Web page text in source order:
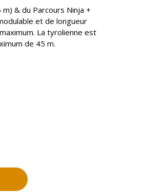
& du Parcours Ninja +
et de longueur
La tyrolienne est
de 45 m.
€